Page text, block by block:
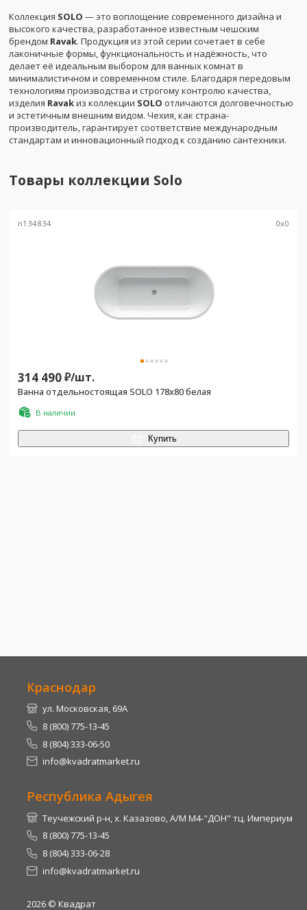
Коллекция SOLO — это воплощение современного дизайна и
высокого качества, разработанное известным чешским
брендом Ravak. Продукция из этой серии сочетает в себе
лаконичные формы, функциональность и надёжность, что
делает её идеальным выбором для ванных комнат в
минималистичном и современном стиле. Благодаря передовым
технологиям производства и строгому контролю качества,
изделия Ravakиз коллекции SOLO отличаются долговечностью
и эстетичным внешним видом. Чехия, как страна-
производитель, гарантирует соответствие международным
стандартам и инновационный подход к созданию сантехники.
Товары коллекции Solo
n134834 0x0
314 490₽/шт.
Ванна отдельностоящая SOLO 178х80 белая
В наличии
Купить
Краснодар
ул. Московская, 69А
8 (800) 775-13-45
8 (804) 333-06-50
info@kvadratmarket.ru
Республика Адыгея
Теучежский р-н, х. Казазово, А/М М4-"ДОН" тц. Империум
8 (800) 775-13-45
8 (804) 333-06-28
info@kvadratmarket.ru
2026 © Квадрат